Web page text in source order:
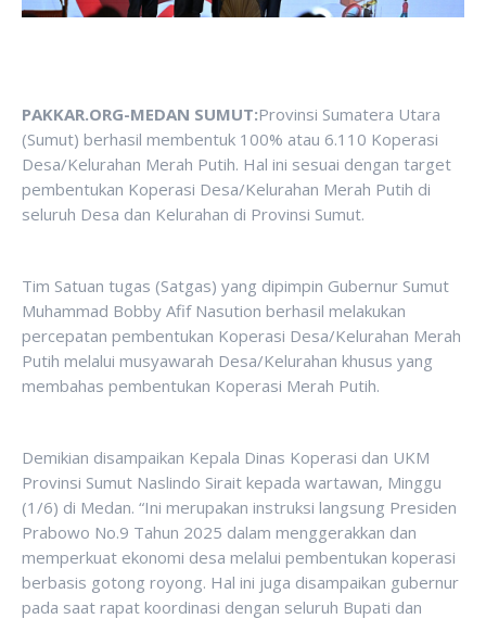
PAKKAR.ORG-MEDAN SUMUT:Provinsi Sumatera Utara
(Sumut) berhasil membentuk 100% atau 6.110 Koperasi
Desa/Kelurahan Merah Putih. Hal ini sesuai dengan target
pembentukan Koperasi Desa/Kelurahan Merah Putih di
seluruh Desa dan Kelurahan di Provinsi Sumut.
Tim Satuan tugas (Satgas) yang dipimpin Gubernur Sumut
Muhammad Bobby Afif Nasution berhasil melakukan
percepatan pembentukan Koperasi Desa/Kelurahan Merah
Putih melalui musyawarah Desa/Kelurahan khusus yang
membahas pembentukan Koperasi Merah Putih.
Demikian disampaikan Kepala Dinas Koperasi dan UKM
Provinsi Sumut Naslindo Sirait kepada wartawan, Minggu
(1/6) di Medan. “Ini merupakan instruksi langsung Presiden
Prabowo No.9 Tahun 2025 dalam menggerakkan dan
memperkuat ekonomi desa melalui pembentukan koperasi
berbasis gotong royong. Hal ini juga disampaikan gubernur
pada saat rapat koordinasi dengan seluruh Bupati dan